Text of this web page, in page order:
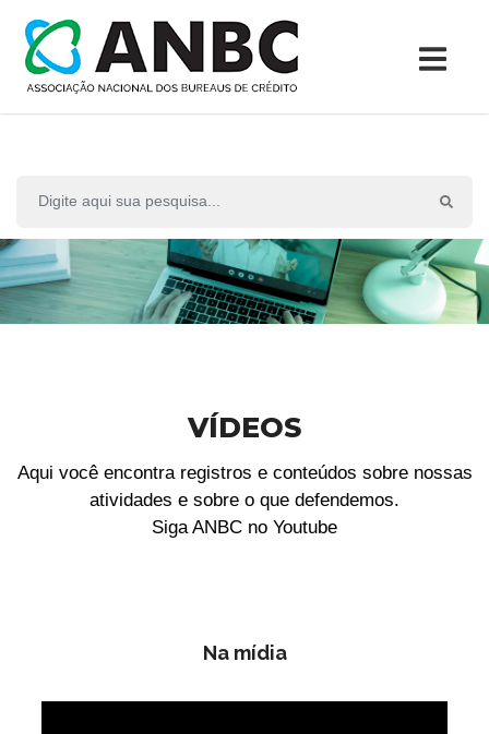
VÍDEOS
Aqui você encontra registros e conteúdos sobre nossas
atividades e sobre o que defendemos.
Siga ANBC no Youtube
Na mídia